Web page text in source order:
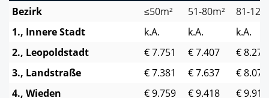
Bezirk ≤50m² 51-80m²
81-
1., Innere Stadt
k.A. k.A.
k.A.
2., Leopoldstadt
€ 7.751 € 7.407
€ 8.271
3., Landstraße
€ 7.381 € 7.637
€ 8.071
4., Wieden
€ 9.759 € 9.418
€ 9.917